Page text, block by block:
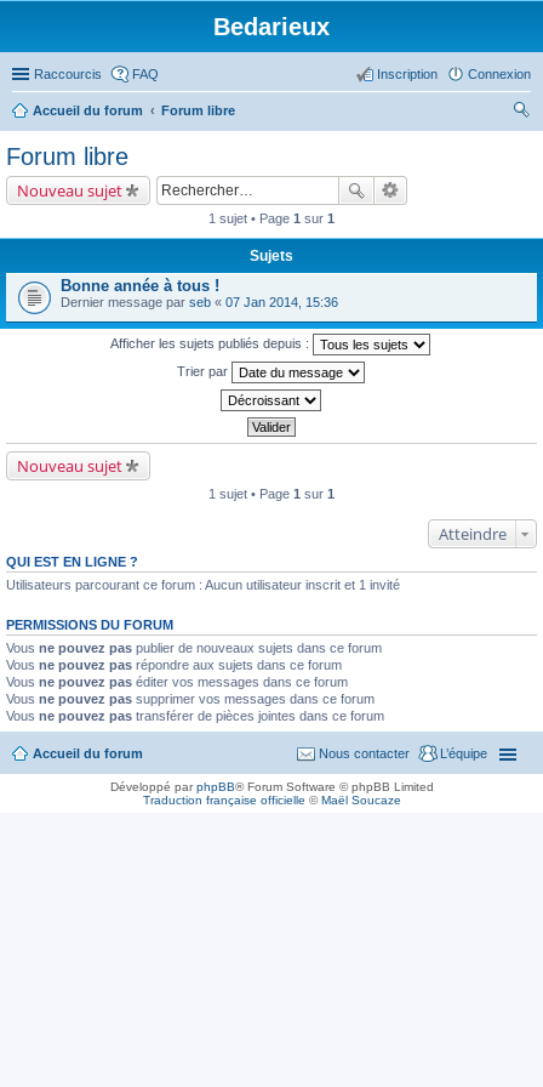
Bedarieux
Raccourcis FAQ Connexion
Inscription
Accueil du forum
Forum libre
Forum libre
Nouveau sujet
1 sujet • Page 1 sur 1
Sujets
Bonne année à tous !
Dernier message par seb « 07 Jan 2014, 15:36
Afficher les sujets publiés depuis :
Trier par
Nouveau sujet
1 sujet • Page 1 sur 1
Atteindre
QUI EST EN LIGNE ?
Utilisateurs parcourant ce forum : Aucun utilisateur inscrit et 1 invité
PERMISSIONS DU FORUM
Vous ne pouvez pas publier de nouveaux sujets dans ce forum
Vous ne pouvez pas répondre aux sujets dans ce forum
Vous ne pouvez pas éditer vos messages dans ce forum
Vous ne pouvez pas supprimer vos messages dans ce forum
Vous ne pouvez pas transférer de pièces jointes dans ce forum
Accueil du forum L’équipe
Nous contacter
Développé parphpBB® Forum Software © phpBB Limited
Traduction française officielle ©Maël Soucaze